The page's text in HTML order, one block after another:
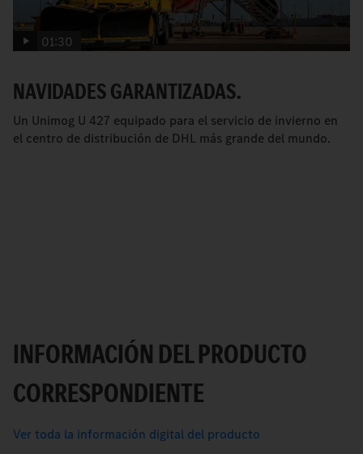
01:30
NAVIDADES GARANTIZADAS.
Un Unimog U 427 equipado para el servicio de invierno en
el centro de distribución de DHL más grande del mundo.
INFORMACIÓN DEL PRODUCTO
CORRESPONDIENTE
Ver toda la información digital del producto